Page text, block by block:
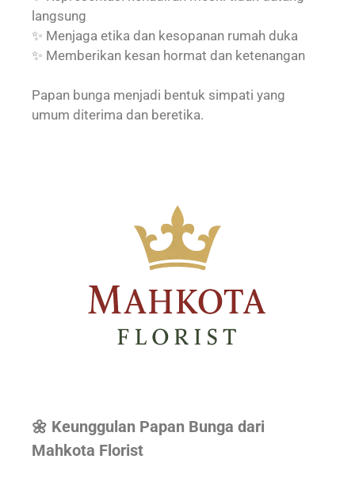
langsung
✨ Menjaga etika dan kesopanan rumah duka
✨ Memberikan kesan hormat dan ketenangan
Papan bunga menjadi bentuk simpati yang
umum diterima dan beretika.
🌼 Keunggulan Papan Bunga dari
Mahkota Florist